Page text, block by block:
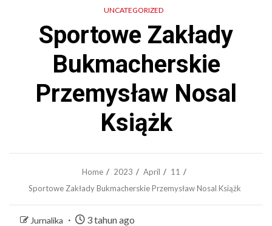
UNCATEGORIZED
Sportowe Zakłady
Bukmacherskie
Przemysław Nosal
Książk
Home 2023 April
11
Sportowe Zakłady Bukmacherskie Przemysław Nosal Książk
Jurnalika
3 tahun ago